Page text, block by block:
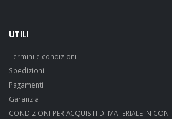
UTILI
Termini e condizioni
Spedizioni
Pagamenti
Garanzia
CONDIZIONI PER ACQUISTI DI MATERIALE IN